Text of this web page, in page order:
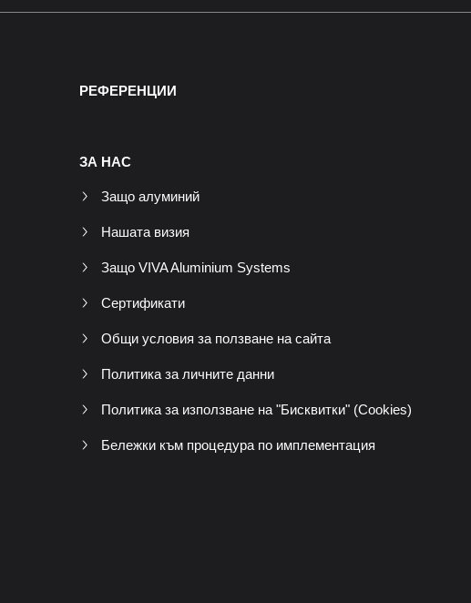
РЕФЕРЕНЦИИ
ЗА НАС
Защо алуминий
Нашата визия
Защо VIVA Aluminium Systems
Сертификати
Общи условия за ползване на сайта
Политика за личните данни
Политика за използване на "Бисквитки" (Cookies)
Бележки към процедура по имплементация